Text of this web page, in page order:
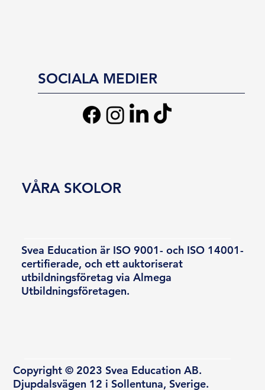
SOCIALA MEDIER
Svea Education är ISO 9001- och ISO 14001-
certifierade, och ett auktoriserat
utbildningsföretag via Almega
Utbildningsföretagen.
Copyright © 2023 Svea Education AB.
Djupdalsvägen 12 i Sollentuna, Sverige.
VÅRA SKOLOR